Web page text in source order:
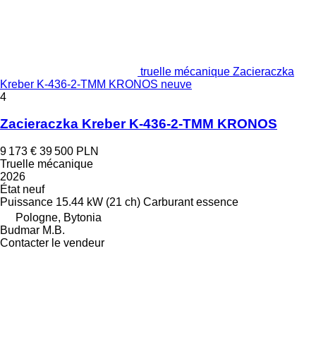
truelle mécanique Zacieraczka
Kreber K-436-2-TMM KRONOS neuve
4
Zacieraczka Kreber K-436-2-TMM KRONOS
9 173 € 39 500 PLN
Truelle mécanique
2026
Étatneuf
Puissance 15.44 kW (21 ch) Carburant essence
Pologne, Bytonia
Budmar M.B.
Contacter le vendeur